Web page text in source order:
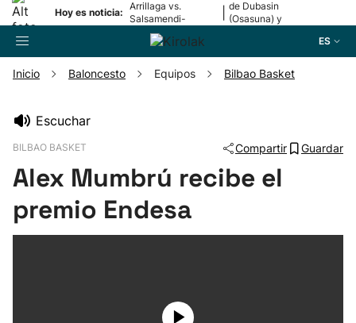
Hoy es noticia:
Arrillaga vs.
Salsamendi-
Bergara y Erasun
vs. Gaminde
de Dubasin
(Osasuna) y
ES
Pelota
Inicio Baloncesto Equipos Bilbao Basket
Escuchar
BILBAO BASKET Compartir Guardar
Alex Mumbrú recibe el
premio Endesa